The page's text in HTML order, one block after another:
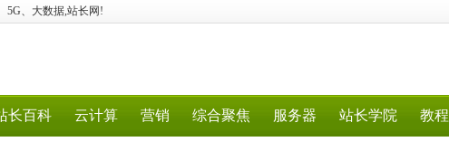
5G、大数据,站长网!
长百科 云计算 营销 综合聚焦 服务器 站长学院 教程